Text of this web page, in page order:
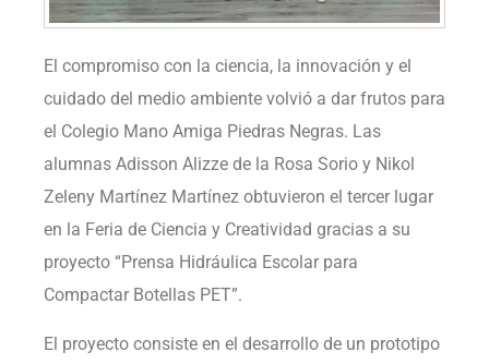
El compromiso con la ciencia, la innovación y el
cuidado del medio ambiente volvió a dar frutos para
el Colegio Mano Amiga Piedras Negras. Las
alumnas Adisson Alizze de la Rosa Sorio y Nikol
Zeleny Martínez Martínez obtuvieron el tercer lugar
en la Feria de Ciencia y Creatividad gracias a su
proyecto “Prensa Hidráulica Escolar para
Compactar Botellas PET”.
El proyecto consiste en el desarrollo de un prototipo